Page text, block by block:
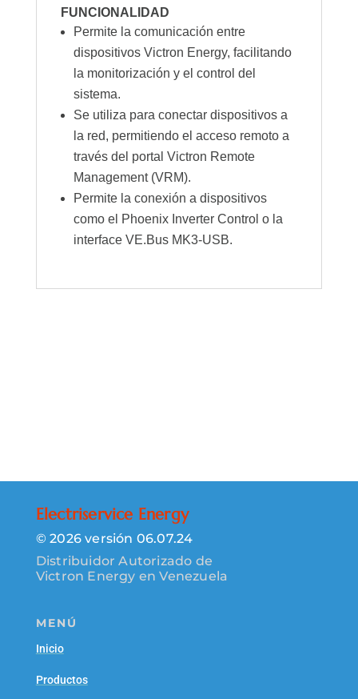
FUNCIONALIDAD
Permite la comunicación entre
dispositivos Victron Energy, facilitando
la monitorización y el control del
sistema.
Se utiliza para conectar dispositivos a
la red, permitiendo el acceso remoto a
través del portal Victron Remote
Management (VRM).
Permite la conexión a dispositivos
como el Phoenix Inverter Control o la
interface VE.Bus MK3-USB.
Electriservice Energy
© 2026 versión 06.07.24
Distribuidor Autorizado de
Victron Energy en Venezuela
MENÚ
Inicio
Productos